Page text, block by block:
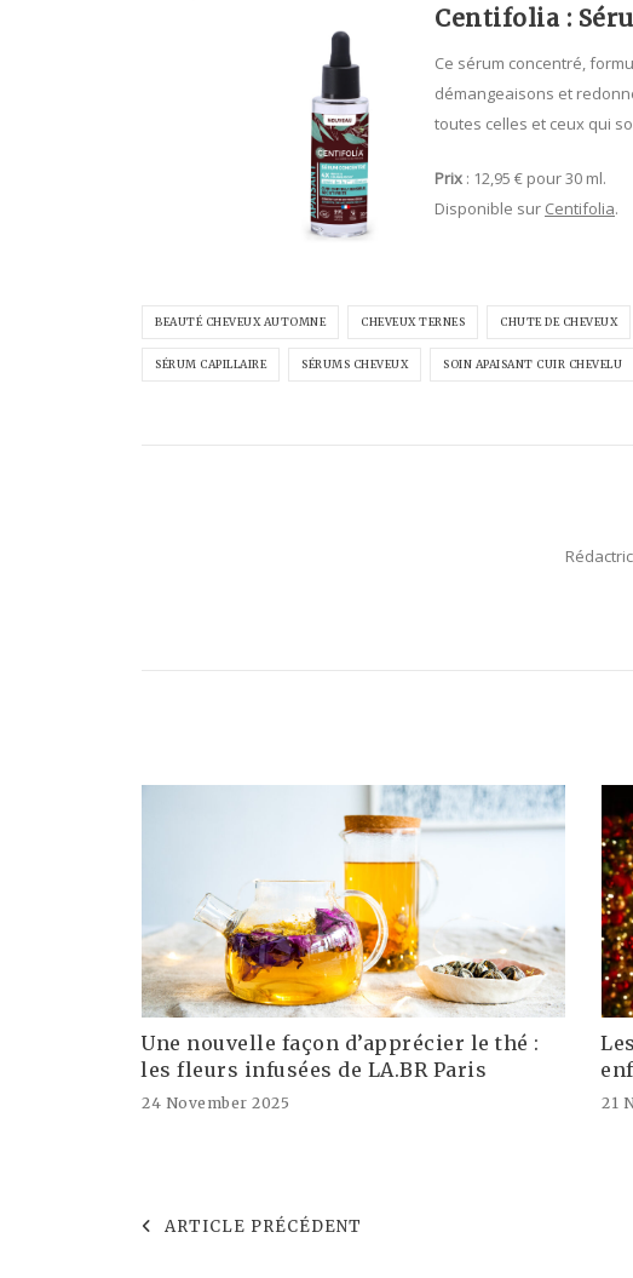
Centifolia :
Ce sérum concentré,
démangeaisons et
toutes celles et ceux qui
Prix : 12,95 € pour 30 ml.
Disponible sur Centifolia.
BEAUTÉ CHEVEUX AUTOMNE CHEVEUX TERNES CHUTE DE CHEVEUX
SÉRUM CAPILLAIRE SÉRUMS CHEVEUX SOIN APAISANT CUIR CHEVELU
Une nouvelle façon d’apprécier le thé :
les fleurs infusées de LA.BR Paris
24 November 2025 21
ARTICLE PRÉCÉDENT